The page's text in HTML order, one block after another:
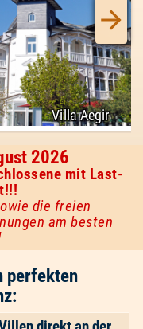
Villa Aegir
2026
mit Last-
die freien
am besten
perfekten